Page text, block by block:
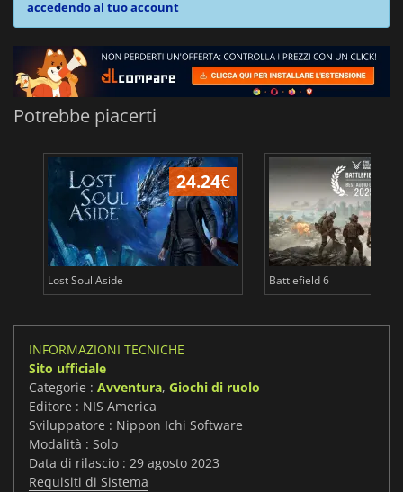
accedendo al tuo account
Potrebbe piacerti
24.24€
Lost Soul Aside Battlefield 6
INFORMAZIONI TECNICHE
Sito ufficiale
Categorie : Avventura, Giochi di ruolo
Editore : NIS America
Sviluppatore : Nippon Ichi Software
Modalità : Solo
Data di rilascio : 29 agosto 2023
Requisiti di Sistema